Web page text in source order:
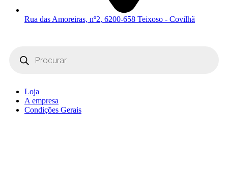
Rua das Amoreiras, nº2, 6200-658 Teixoso - Covilhã
search
Loja
A empresa
Condições Gerais